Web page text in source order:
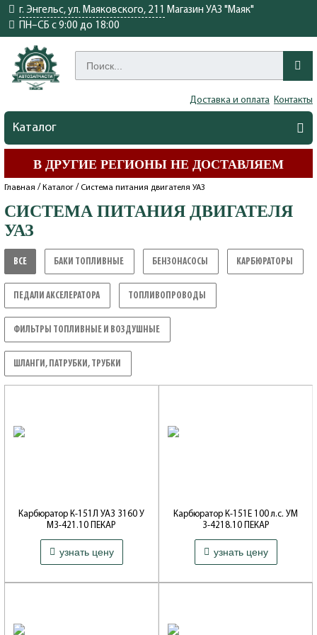
г. Энгельс, ул. Маяковского, 211 Магазин УАЗ "Маяк"
ПН–СБ с 9:00 до 18:00
Доставка и оплата Контакты
Каталог
В ДРУГИЕ РЕГИОНЫ НЕ ДОСТАВЛЯЕМ
Главная / Каталог / Система питания двигателя УАЗ
СИСТЕМА ПИТАНИЯ ДВИГАТЕЛЯ
УАЗ
ВСЕ
БАКИ ТОПЛИВНЫЕ
УАЗ
БЕНЗОНАСОСЫ
УАЗ
КАРБЮРАТОРЫ
УАЗ
ПЕДАЛИ АКСЕЛЕРАТОРА
УАЗ
ТОПЛИВОПРОВОДЫ
УАЗ
ФИЛЬТРЫ ТОПЛИВНЫЕ И ВОЗДУШНЫЕ
УАЗ
ШЛАНГИ, ПАТРУБКИ, ТРУБКИ
УАЗ
Карбюратор К-151Л УАЗ 3160 У
МЗ-421.10 ПЕКАР
Артикул: К151Л-1107010
Производитель: Топливные системы
(С.-Петербург)
16 372 ₽
узнать цену
Карбюратор К-151Е 100 л.с. УМ
З-4218.10 ПЕКАР
Артикул: К151Е-1107010
Производитель: Топливные системы
(С.-Петербург)
14 334 ₽
узнать цену